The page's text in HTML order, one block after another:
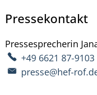
Pressekontakt
Pressesprecherin
+49 6621 87-9103
presse@hef-